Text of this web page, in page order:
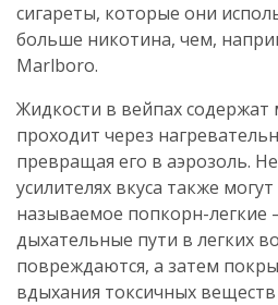
сигареты, которые они
больше никотина, чем,
Marlboro.
Жидкости в вейпах содержат
проходит через
превращая его в аэрозоль.
усилителях вкуса также
называемое попкорн-легкие
дыхательные пути в легких
повреждаются, а затем
вдыхания токсичных